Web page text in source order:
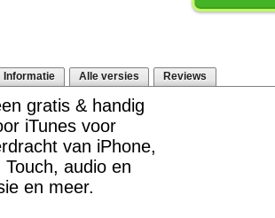
Informatie Alle versies Reviews
gratis & handig
iTunes voor
van iPhone,
Touch, audio en
en meer.